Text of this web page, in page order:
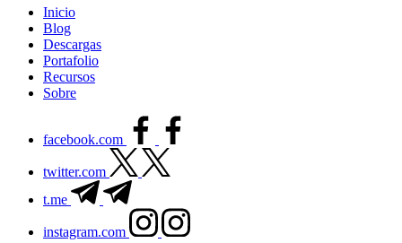
Inicio
Blog
Descargas
Portafolio
Recursos
Sobre
facebook.com
twitter.com
t.me
instagram.com